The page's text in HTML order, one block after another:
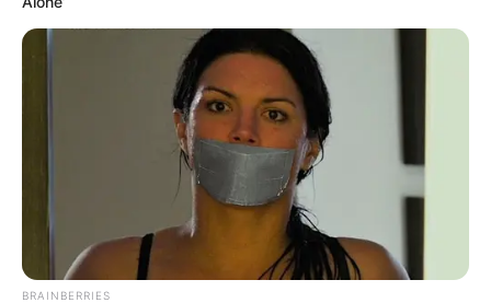
BRAINBERRIES